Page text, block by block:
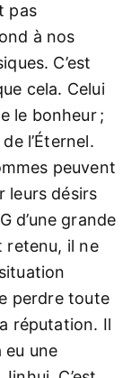
pas
à nos
C’est
cela. Celui
le bonheur ;
l’Éternel.
peuvent
leurs désirs
d’une grande
retenu, il ne
perdre toute
réputation. Il
eu une